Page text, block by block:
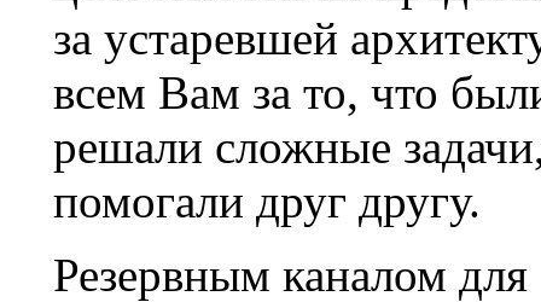
за устаревшей
всем Вам за то, что
решали сложные
помогали друг другу.
Резервным каналом